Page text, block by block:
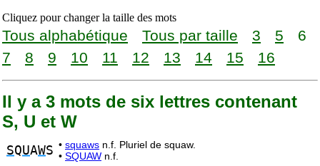
Cliquez pour changer la taille des mots
Tous alphabétique Tous par taille 3 5
6
7
8 9 10 11 12 13 14 15 16
Il y a 3 mots de six lettres contenant
S, U et W
SQUAWS • squaws n.f. Pluriel de squaw.
• SQUAW n.f.